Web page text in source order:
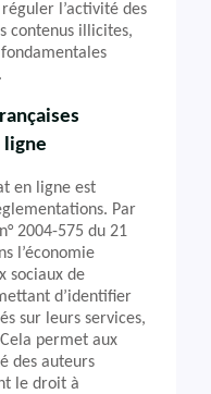
l’activité des
contenus illicites,
ligne
en ligne est
Par
2004-575 du 21
l’économie
sociaux de
d’identifier
sur leurs services,
permet aux
des auteurs
le droit à